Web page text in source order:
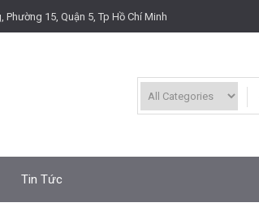
Phường 15, Quận 5, Tp Hồ Chí Minh
Tin Tức